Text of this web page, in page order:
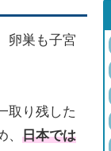
卵巣も子宮
取り残した
日本では